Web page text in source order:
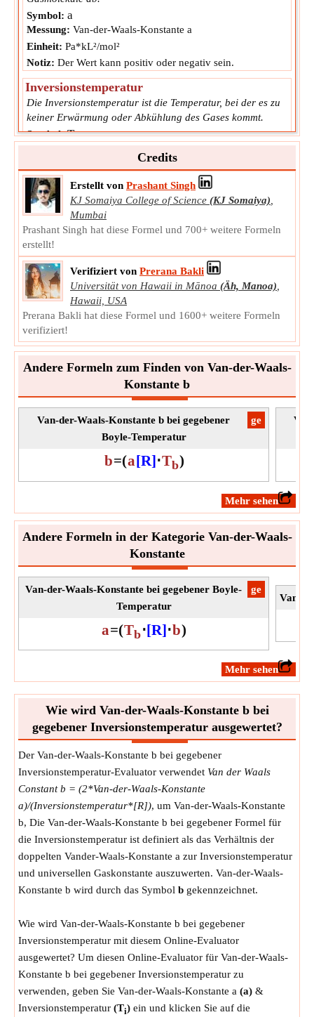
Symbol: a
Messung: Van-der-Waals-Konstante a
Einheit: Pa*kL²/mol²
Notiz: Der Wert kann positiv oder negativ sein.
Inversionstemperatur
Die Inversionstemperatur ist die Temperatur, bei der es zu
keiner Erwärmung oder Abkühlung des Gases kommt.
Symbol: Ti
Einheit:K
Notiz:Der Wert kann positiv oder negativ sein.
Credits
Erstellt von Prashant Singh
KJ Somaiya College of Science (KJ Somaiya),
Mumbai
Prashant Singh hat diese Formel und 700+ weitere Formeln
erstellt!
Verifiziert von Prerana Bakli
Universität von Hawaii in Mānoa (Äh, Manoa),
Hawaii, USA
Prerana Bakli hat diese Formel und 1600+ weitere Formeln
verifiziert!
Andere Formeln zum Finden von Van-der-Waals-
Konstante b
​ge
Van-der-Waals-Konstante b bei gegebener
Boyle-Temperatur
b=(a[R]⋅Tb)
​Mehr sehen
Andere Formeln in der Kategorie Van-der-Waals-
Konstante
​ge
Van-der-Waals-Konstante bei gegebener Boyle-
Temperatur
a=(Tb⋅[R]⋅b)
Van-
​Mehr sehen
Wie wird Van-der-Waals-Konstante b bei
gegebener Inversionstemperatur ausgewertet?
Der Van-der-Waals-Konstante b bei gegebener
Inversionstemperatur-Evaluator verwendet Van der Waals
Constant b = (2*Van-der-Waals-Konstante
a)/(Inversionstemperatur*[R]), um Van-der-Waals-Konstante
b, Die Van-der-Waals-Konstante b bei gegebener Formel für
die Inversionstemperatur ist definiert als das Verhältnis der
doppelten Vander-Waals-Konstante a zur Inversionstemperatur
und universellen Gaskonstante auszuwerten. Van-der-Waals-
Konstante b wird durch das Symbol b gekennzeichnet.
Wie wird Van-der-Waals-Konstante b bei gegebener
Inversionstemperatur mit diesem Online-Evaluator
ausgewertet? Um diesen Online-Evaluator für Van-der-Waals-
Konstante b bei gegebener Inversionstemperatur zu
verwenden, geben Sie Van-der-Waals-Konstante a (a) &
Inversionstemperatur (Ti) ein und klicken Sie auf die